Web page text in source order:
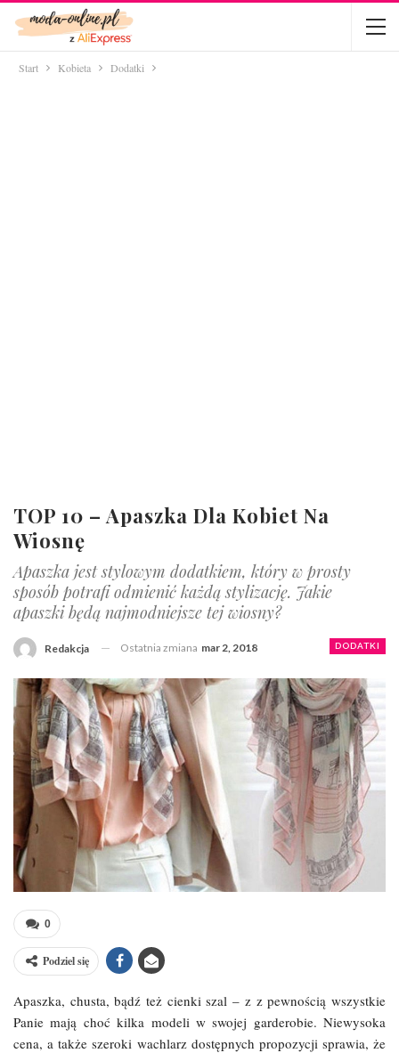
Start Kobieta Dodatki
TOP 10 – Apaszka Dla Kobiet Na
Wiosnę
Apaszka jest stylowym dodatkiem, który w prosty
sposób potrafi odmienić każdą stylizację. Jakie
apaszki będą najmodniejsze tej wiosny?
DODATKI
Redakcja Ostatnia zmiana mar 2, 2018
0
Podziel się
Apaszka, chusta, bądź też cienki szal – z z pewnością wszystkie
Panie mają choć kilka modeli w swojej garderobie. Niewysoka
cena, a także szeroki wachlarz dostępnych propozycji sprawia, że